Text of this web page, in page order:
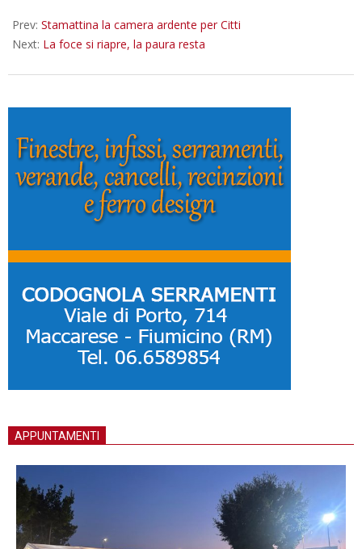
Prev: Stamattina la camera ardente per Citti
Next: La foce si riapre, la paura resta
APPUNTAMENTI